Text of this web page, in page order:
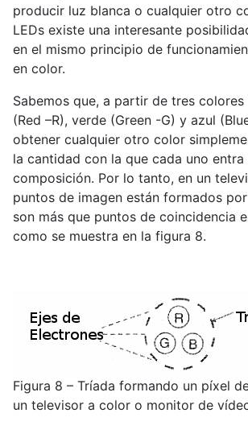
producir luz blanca o cualquier otro
LEDs existe una interesante
en el mismo principio de
en color.
Sabemos que, a partir de tres
(Red –R), verde (Green -G) y azul
obtener cualquier otro color
la cantidad con la que cada uno entra
composición. Por lo tanto, en un
puntos de imagen están formados
son más que puntos de coincidencia
como se muestra en la figura 8.
Figura 8 – Tríada formando un píxel
un televisor a color o monitor de